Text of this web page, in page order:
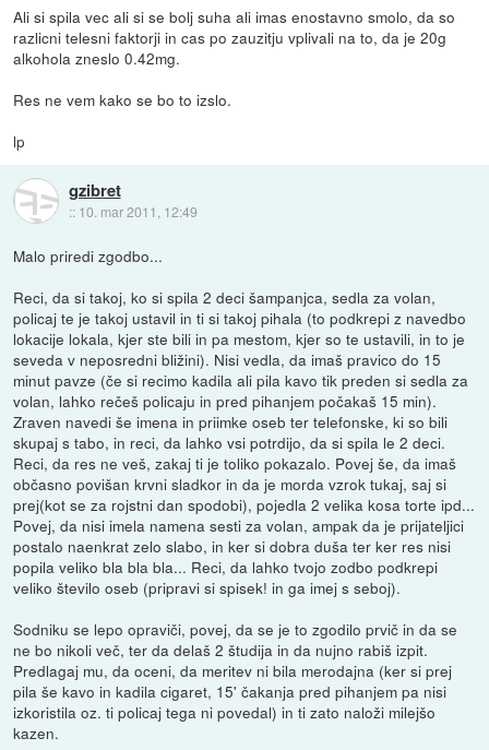
Ali si spila vec ali si se bolj suha ali imas enostavno smolo, da so
razlicni telesni faktorji in cas po zauzitju vplivali na to, da je 20g
alkohola zneslo 0.42mg.
Res ne vem kako se bo to izslo.
lp
gzibret
:: 10. mar 2011, 12:49
Malo priredi zgodbo...
Reci, da si takoj, ko si spila 2 deci šampanjca, sedla za volan,
policaj te je takoj ustavil in ti si takoj pihala (to podkrepi z navedbo
lokacije lokala, kjer ste bili in pa mestom, kjer so te ustavili, in to je
seveda v neposredni bližini). Nisi vedla, da imaš pravico do 15
minut pavze (če si recimo kadila ali pila kavo tik preden si sedla za
volan, lahko rečeš policaju in pred pihanjem počakaš 15 min).
Zraven navedi še imena in priimke oseb ter telefonske, ki so bili
skupaj s tabo, in reci, da lahko vsi potrdijo, da si spila le 2 deci.
Reci, da res ne veš, zakaj ti je toliko pokazalo. Povej še, da imaš
občasno povišan krvni sladkor in da je morda vzrok tukaj, saj si
prej(kot se za rojstni dan spodobi), pojedla 2 velika kosa torte ipd...
Povej, da nisi imela namena sesti za volan, ampak da je prijateljici
postalo naenkrat zelo slabo, in ker si dobra duša ter ker res nisi
popila veliko bla bla bla... Reci, da lahko tvojo zodbo podkrepi
veliko število oseb (pripravi si spisek! in ga imej s seboj).
Sodniku se lepo opraviči, povej, da se je to zgodilo prvič in da se
ne bo nikoli več, ter da delaš 2 študija in da nujno rabiš izpit.
Predlagaj mu, da oceni, da meritev ni bila merodajna (ker si prej
pila še kavo in kadila cigaret, 15' čakanja pred pihanjem pa nisi
izkoristila oz. ti policaj tega ni povedal) in ti zato naloži milejšo
kazen.